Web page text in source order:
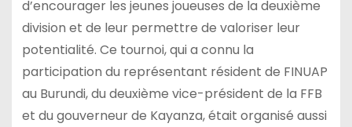
d’encourager les jeunes joueuses de la deuxième
division et de leur permettre de valoriser leur
potentialité. Ce tournoi, qui a connu la
participation du représentant résident de FINUAP
au Burundi, du deuxième vice-président de la FFB
et du gouverneur de Kayanza, était organisé aussi